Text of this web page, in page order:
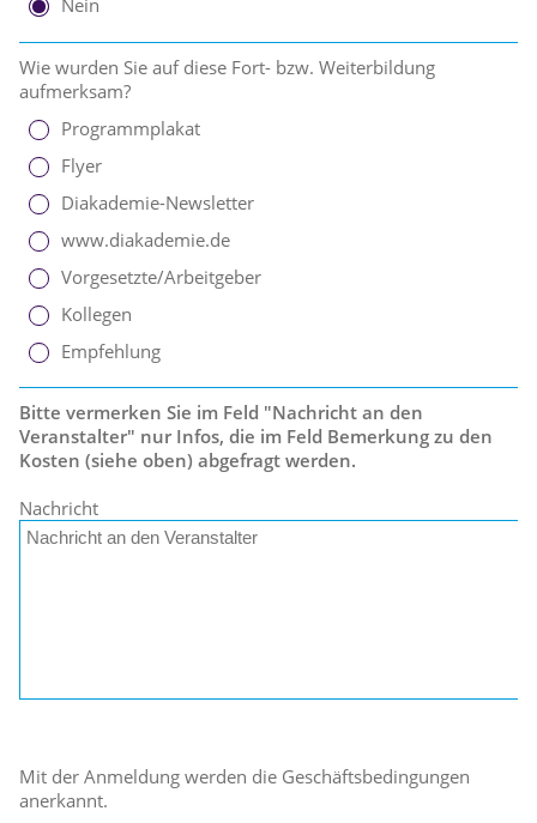
Nein
Wie wurden Sie auf diese Fort- bzw. Weiterbildung
aufmerksam?
Programmplakat
Flyer
Diakademie-Newsletter
www.diakademie.de
Vorgesetzte/Arbeitgeber
Kollegen
Empfehlung
Bitte vermerken Sie im Feld "Nachricht an den
Veranstalter" nur Infos, die im Feld Bemerkung zu den
Kosten (siehe oben) abgefragt werden.
Nachricht
Mit der Anmeldung werden die Geschäftsbedingungen
anerkannt.